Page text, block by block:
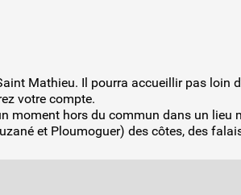
Mathieu. Il pourra accueillir pas loin
votre compte.
moment hors du commun dans un
et Ploumoguer) des côtes, des